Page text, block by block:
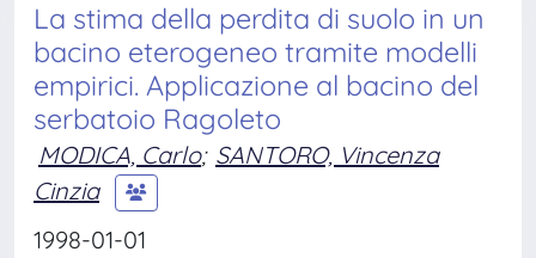
La stima della perdita di suolo in un
bacino eterogeneo tramite modelli
empirici. Applicazione al bacino del
serbatoio Ragoleto
MODICA, Carlo; SANTORO, Vincenza
Cinzia
1998-01-01